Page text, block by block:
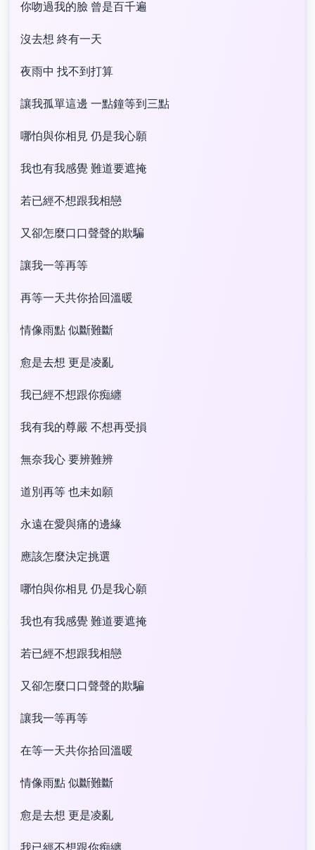
你吻過我的臉 曾是百千遍
沒去想 終有一天
夜雨中 找不到打算
讓我孤單這邊 一點鐘等到三點
哪怕與你相見 仍是我心願
我也有我感覺 難道要遮掩
若已經不想跟我相戀
又卻怎麼口口聲聲的欺騙
讓我一等再等
再等一天共你拾回溫暖
情像雨點 似斷難斷
愈是去想 更是凌亂
我已經不想跟你痴纏
我有我的尊嚴 不想再受損
無奈我心 要辨難辨
道別再等 也未如願
永遠在愛與痛的邊緣
應該怎麼決定挑選
哪怕與你相見 仍是我心願
我也有我感覺 難道要遮掩
若已經不想跟我相戀
又卻怎麼口口聲聲的欺騙
讓我一等再等
在等一天共你拾回溫暖
情像雨點 似斷難斷
愈是去想 更是凌亂
我已經不想跟你痴纏